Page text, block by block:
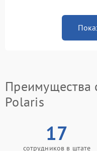
Преимущества
Polaris
17
сотрудников в штате